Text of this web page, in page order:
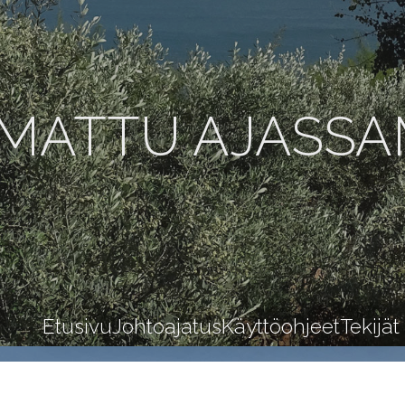
EtusivuJohtoajatusKäyttöohjeetTekijät